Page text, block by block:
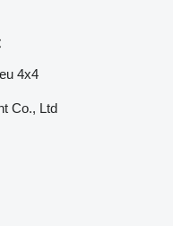
4x4
Co., Ltd